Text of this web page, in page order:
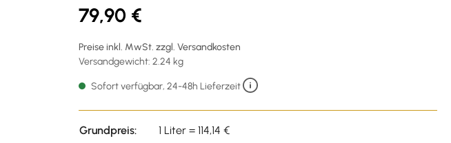
79,90 €
Preise inkl. MwSt. zzgl. Versandkosten
Versandgewicht: 2.24 kg
Sofort verfügbar, 24-48h Lieferzeit
Grundpreis:
1 Liter = 114,14 €